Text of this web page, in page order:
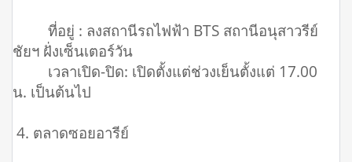
ที่อยู่ : ลงสถานีรถไฟฟ้า BTS สถานีอนุสาวรีย์
ชัยฯ ฝั่งเซ็นเตอร์วัน
เวลาเปิด-ปิด: เปิดตั้งแต่ช่วงเย็นตั้งแต่ 17.00
น. เป็นต้นไป
4. ตลาดซอยอารีย์